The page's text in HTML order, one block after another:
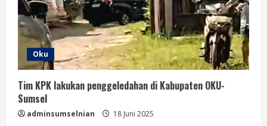
Oku
Tim KPK lakukan penggeledahan di Kabupaten OKU-
Sumsel
adminsumselnian 18 Juni 2025